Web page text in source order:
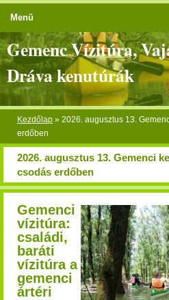
Gemenc Vízitúra,
Dráva kenutúrák
Kezdőlap » 2026. augusztus 13.
erdőben
2026. augusztus 13. Gemenci
csodás erdőben
Gemenci
vízitúra:
családi,
baráti
vízitúra a
gemenci
ártéri
Menü